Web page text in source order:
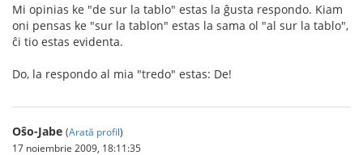
Mi opinias ke "de sur la tablo" estas la ĝusta respondo. Kiam
oni pensas ke "sur la tablon" estas la sama ol "al sur la tablo",
ĉi tio estas evidenta.
Do, la respondo al mia "tredo" estas: De!
Oŝo-Jabe (Arată profil)
17 noiembrie 2009, 18:11:35